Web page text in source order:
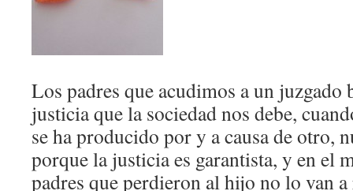
Los padres que acudimos a un juzgado
justicia que la sociedad nos debe,
se ha producido por y a causa de otro,
porque la justicia es garantista, y en el
padres que perdieron al hijo no lo van